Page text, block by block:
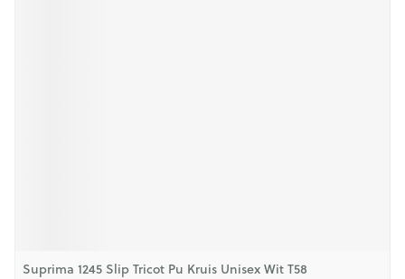
Suprima 1245 Slip Tricot Pu Kruis Unisex Wit T58